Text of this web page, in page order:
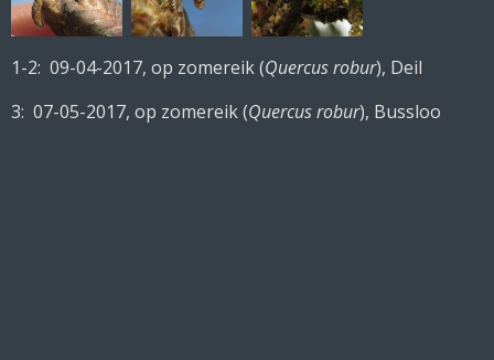
1-2: 09-04-2017, op zomereik (Quercus robur), Deil
3: 07-05-2017, op zomereik (Quercus robur), Bussloo